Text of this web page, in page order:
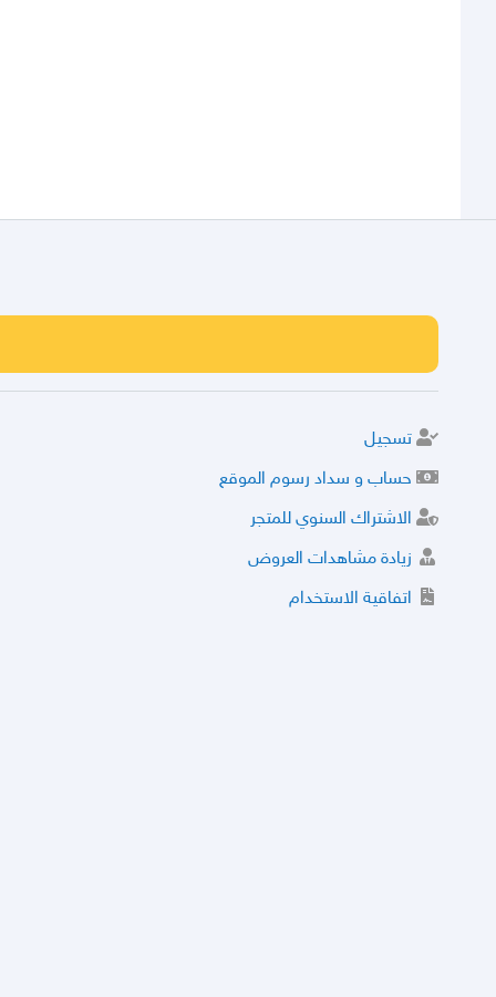
تسجيل
حساب و سداد رسوم الموقع
الاشتراك السنوي للمتجر
زيادة مشاهدات العروض
اتفاقية الاستخدام